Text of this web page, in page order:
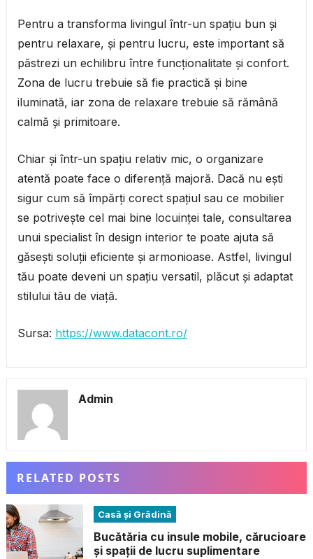
Pentru a transforma livingul într-un spațiu bun și
pentru relaxare, și pentru lucru, este important să
păstrezi un echilibru între funcționalitate și confort.
Zona de lucru trebuie să fie practică și bine
iluminată, iar zona de relaxare trebuie să rămână
calmă și primitoare.
Chiar și într-un spațiu relativ mic, o organizare
atentă poate face o diferență majoră. Dacă nu ești
sigur cum să împărți corect spațiul sau ce mobilier
se potrivește cel mai bine locuinței tale, consultarea
unui specialist în design interior te poate ajuta să
găsești soluții eficiente și armonioase. Astfel, livingul
tău poate deveni un spațiu versatil, plăcut și adaptat
stilului tău de viață.
Sursa: https://www.datacont.ro/
Admin
RELATED POSTS
Casă și Grădină
Bucătăria cu insule mobile, cărucioare
și spații de lucru suplimentare